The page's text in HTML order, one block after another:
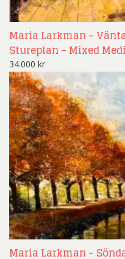
Maria Larkman –
Stureplan – Mixed
34.000 kr
Maria Larkman –